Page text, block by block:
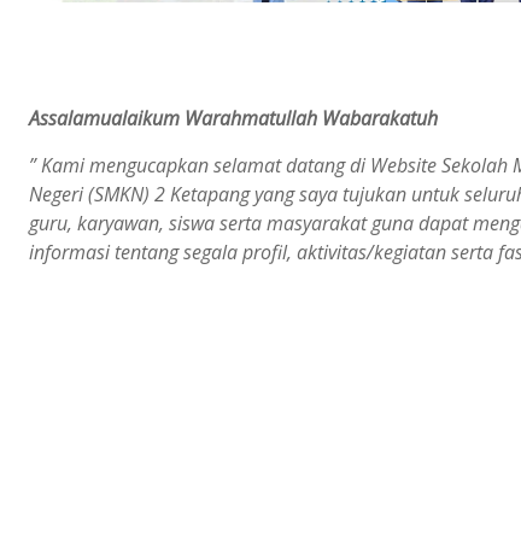
Assalamualaikum Warahmatullah Wabarakatuh
” Kami mengucapkan selamat datang di Website Sekolah
Negeri (SMKN) 2 Ketapang yang saya tujukan untuk
guru, karyawan, siswa serta masyarakat guna dapat
informasi tentang segala profil, aktivitas/kegiatan serta